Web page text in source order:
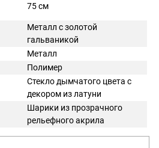
75 см
Металл с золотой
гальваникой
Металл
Полимер
Стекло дымчатого цвета с
декором из латуни
Шарики из прозрачного
рельефного акрила